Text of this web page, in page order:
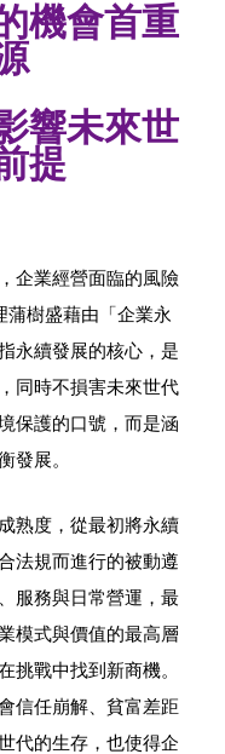
機會首重
響未來世
提
企業經營面臨的風險
蒲樹盛藉由「企業永
永續發展的核心，是
同時不損害未來世代
保護的口號，而是涵
發展。
熟度，從最初將永續
法規而進行的被動遵
服務與日常營運，最
模式與價值的最高層
挑戰中找到新商機。
信任崩解、貧富差距
代的生存，也使得企